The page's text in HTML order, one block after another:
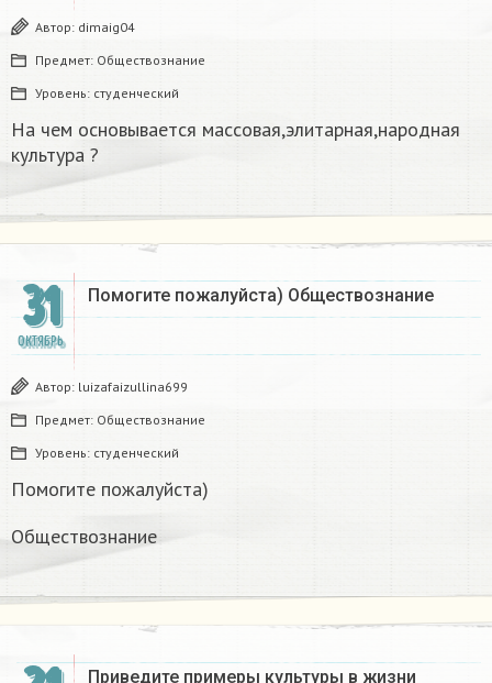
Автор: dimaig04
Предмет: Обществознание
Уровень: студенческий
На чем основывается массовая,элитарная,народная
культура ?
31
ОКТЯБРЬ
Помогите пожалуйста) Обществознание
Автор: luizafaizullina699
Предмет: Обществознание
Уровень: студенческий
Помогите пожалуйста)
Обществознание
Приведите примеры культуры в жизни